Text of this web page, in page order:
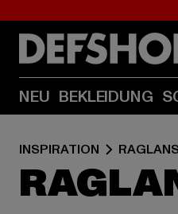
NEU BEKLEIDUNG
INSPIRATION